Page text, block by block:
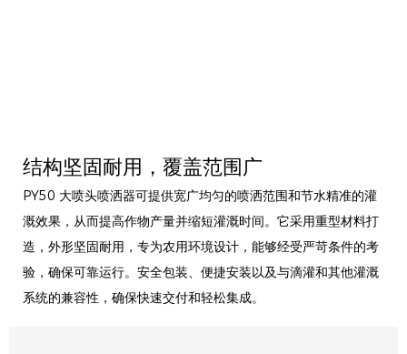
结构坚固耐用，覆盖范围广
PY50 大喷头喷洒器可提供宽广均匀的喷洒范围和节水精准的灌
溉效果，从而提高作物产量并缩短灌溉时间。它采用重型材料打
造，外形坚固耐用，专为农用环境设计，能够经受严苛条件的考
验，确保可靠运行。安全包装、便捷安装以及与滴灌和其他灌溉
系统的兼容性，确保快速交付和轻松集成。